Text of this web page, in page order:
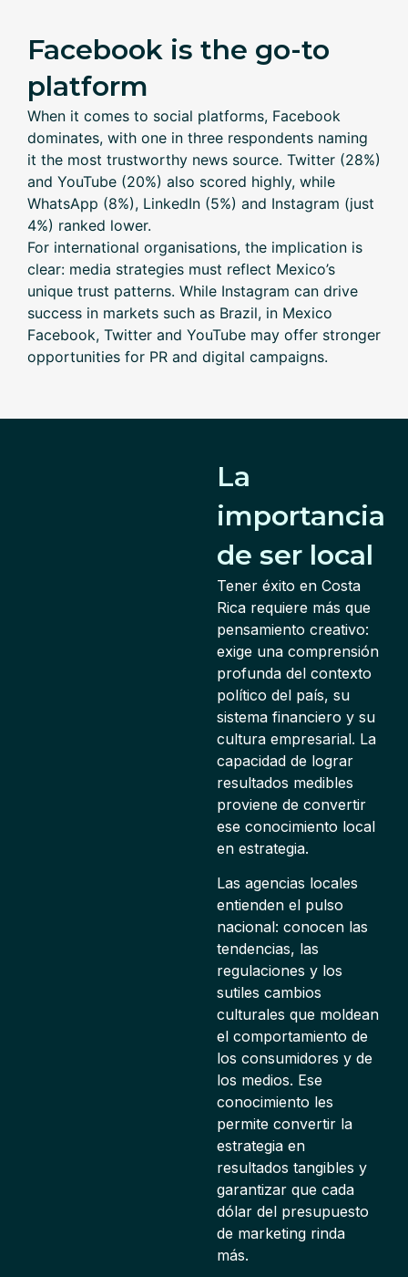
Facebook is the go-to
platform
When it comes to social platforms, Facebook
dominates, with one in three respondents naming
it the most trustworthy news source. Twitter (28%)
and YouTube (20%) also scored highly, while
WhatsApp (8%), LinkedIn (5%) and Instagram (just
4%) ranked lower.
For international organisations, the implication is
clear: media strategies must reflect Mexico’s
unique trust patterns. While Instagram can drive
success in markets such as Brazil, in Mexico
Facebook, Twitter and YouTube may offer stronger
opportunities for PR and digital campaigns.
La
importancia
de ser local
Tener éxito en Costa
Rica requiere más que
pensamiento creativo:
exige una comprensión
profunda del contexto
político del país, su
sistema financiero y su
cultura empresarial. La
capacidad de lograr
resultados medibles
proviene de convertir
ese conocimiento local
en estrategia.
Las agencias locales
entienden el pulso
nacional: conocen las
tendencias, las
regulaciones y los
sutiles cambios
culturales que moldean
el comportamiento de
los consumidores y de
los medios. Ese
conocimiento les
permite convertir la
estrategia en
resultados tangibles y
garantizar que cada
dólar del presupuesto
de marketing rinda
más.